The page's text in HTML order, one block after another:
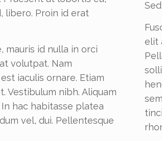
libero. Proin id erat
mauris id nulla in orci
volutpat. Nam
iaculis ornare. Etiam
Vestibulum nibh. Aliquam
hac habitasse platea
vel, dui. Pellentesque
elit